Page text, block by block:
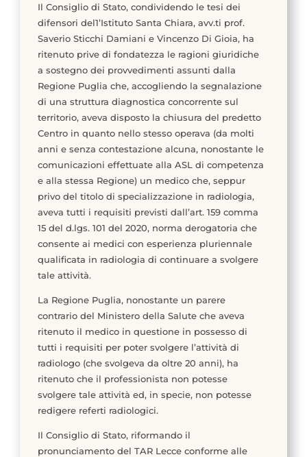
Il Consiglio di Stato, condividendo le tesi dei
difensori del1’Istituto Santa Chiara, avv.ti prof.
Saverio Sticchi Damiani e Vincenzo Di Gioia, ha
ritenuto prive di fondatezza le ragioni giuridiche
a sostegno dei provvedimenti assunti dalla
Regione Puglia che, accogliendo la segnalazione
di una struttura diagnostica concorrente sul
territorio, aveva disposto la chiusura del predetto
Centro in quanto nello stesso operava (da molti
anni e senza contestazione alcuna, nonostante le
comunicazioni effettuate alla ASL di competenza
e alla stessa Regione) un medico che, seppur
privo del titolo di specializzazione in radiologia,
aveva tutti i requisiti previsti dall’art. 159 comma
15 del d.lgs. 101 del 2020, norma derogatoria che
consente ai medici con esperienza pluriennale
qualificata in radiologia di continuare a svolgere
tale attività.
La Regione Puglia, nonostante un parere
contrario del Ministero della Salute che aveva
ritenuto il medico in questione in possesso di
tutti i requisiti per poter svolgere l’attività di
radiologo (che svolgeva da oltre 20 anni), ha
ritenuto che il professionista non potesse
svolgere tale attività ed, in specie, non potesse
redigere referti radiologici.
Il Consiglio di Stato, riformando il
pronunciamento del TAR Lecce conforme alle